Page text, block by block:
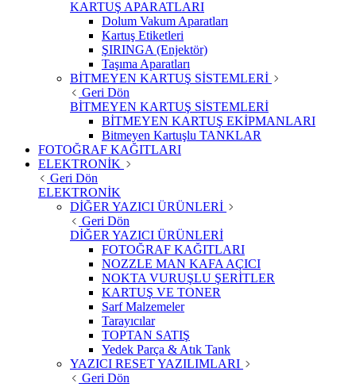
KARTUŞ APARATLARI
Dolum Vakum Aparatları
Kartuş Etiketleri
ŞIRINGA (Enjektör)
Taşıma Aparatları
BİTMEYEN KARTUŞ SİSTEMLERİ
Geri Dön
BİTMEYEN KARTUŞ SİSTEMLERİ
BİTMEYEN KARTUŞ EKİPMANLARI
Bitmeyen Kartuşlu TANKLAR
FOTOĞRAF KAĞITLARI
ELEKTRONİK
Geri Dön
ELEKTRONİK
DİĞER YAZICI ÜRÜNLERİ
Geri Dön
DİĞER YAZICI ÜRÜNLERİ
FOTOĞRAF KAĞITLARI
NOZZLE MAN KAFA AÇICI
NOKTA VURUŞLU ŞERİTLER
KARTUŞ VE TONER
Sarf Malzemeler
Tarayıcılar
TOPTAN SATIŞ
Yedek Parça & Atık Tank
YAZICI RESET YAZILIMLARI
Geri Dön